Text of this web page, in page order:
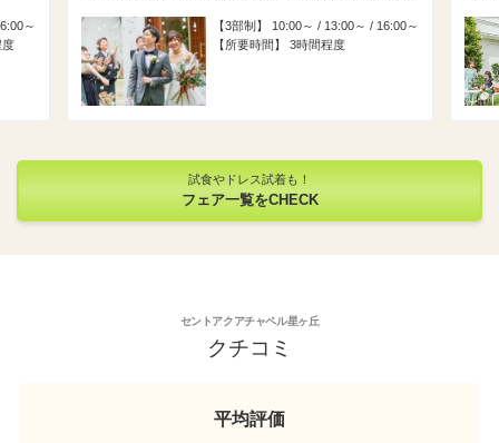
～
3部制
10:00～ / 13:00～ / 16:00～
所要時間
3時間程度
試食やドレス試着も！
フェア一覧をCHECK
セントアクアチャペル星ヶ丘
クチコミ
平均評価